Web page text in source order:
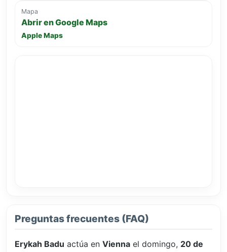
Mapa
Abrir en Google Maps
Apple Maps
Preguntas frecuentes (FAQ)
Erykah Badu actúa en Vienna el domingo, 20 de